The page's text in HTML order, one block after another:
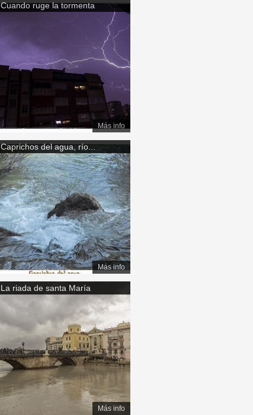
Cuando ruge la tormenta
Más info
Caprichos del agua, río...
Más info
La riada de santa María
Más info